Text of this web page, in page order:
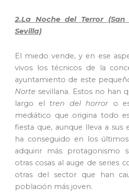
2.La Noche del Terror
Sevilla)
El miedo vende, y en ese
vivos los técnicos de la
ayuntamiento de este
Norte sevillana. Estos no han
largo el tren del horror o
mediático que origina todo
fiesta que, aunque lleva a sus
ha conseguido en los
adquirir más protagonismo
otras cosas al auge de series
otras del sector que han
población más joven.